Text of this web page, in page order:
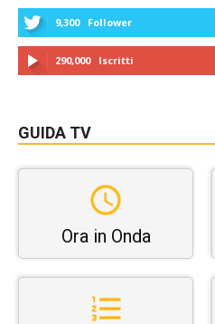
9,300 Follower
290,000 Iscritti
GUIDA TV
Ora in Onda